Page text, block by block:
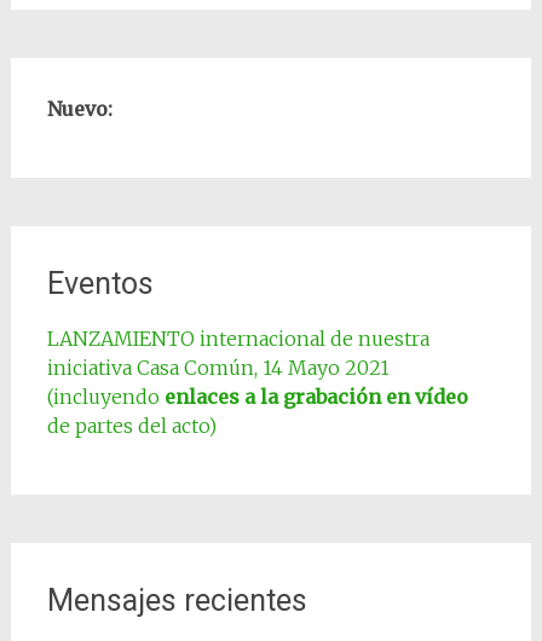
Nuevo:
Eventos
LANZAMIENTO internacional de nuestra
iniciativa Casa Común, 14 Mayo 2021
(incluyendo enlaces a la grabación en vídeo
de partes del acto)
Mensajes recientes